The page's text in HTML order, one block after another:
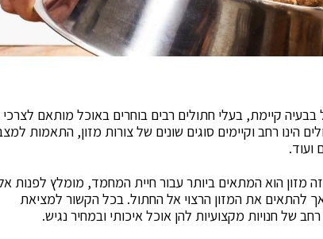
קיימת, בעלי חתולים רבים בוחרים באוכל מותאם לצרכי
הינו רחב וקיימים סוגים שונים של צורות מזון, התאמות
ועוד.
מזון הוא המתאים ביותר עבור חיית המחמד, מומלץ לפנות
להתאים את המזון הרצוי אל החתול. בכל הקשור למציאת
של חנויות מקצועיות להן אוכל איכותי ובמחיר נגיש.